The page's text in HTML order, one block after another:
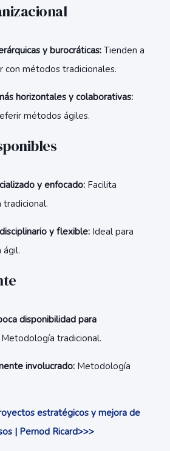
y burocráticas: Tienden a
con métodos tradicionales.
horizontales y colaborativas:
métodos ágiles.
y enfocado: Facilita
y flexible: Ideal para
disponibilidad para
Metodología tradicional.
involucrado: Metodología
estratégicos y mejora de
| Pernod Ricard>>>